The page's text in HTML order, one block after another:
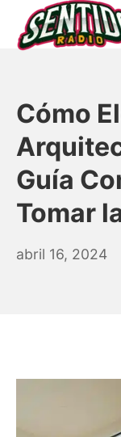
Saltar
contenido
Cómo
Guía
Tomar
abril 16, 2024